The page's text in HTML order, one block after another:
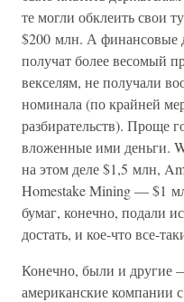
те могли обклеить свои
$200 млн. А финансовые
получат более весомый
векселям, не получали
номинала (по крайней
разбирательств). Проще
вложенные ими деньги.
на этом деле $1,5 млн,
Homestake Mining — $1
бумаг, конечно, подали
достать, и кое-что все-
Конечно, были и
американские компании